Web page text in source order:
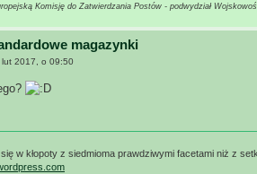
Komisję do Zatwierdzania Postów - podwydział
magazynki
lut 2017, o 09:50
w kłopoty z siedmioma prawdziwymi facetami niż z